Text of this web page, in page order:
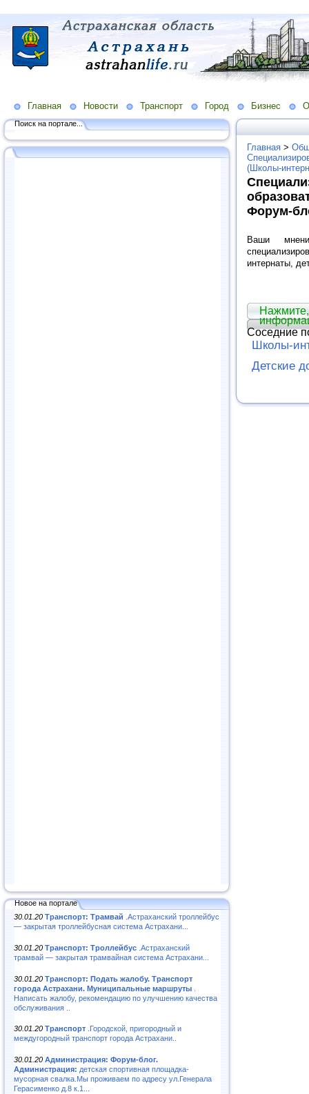
Главная Новости Транспорт Город Бизнес
Поиск на портале...
Новое на портале
30.01.20 Транспорт: Трамвай .Астраханский троллейбус
— закрытая троллейбусная система Астрахани...
30.01.20 Транспорт: Троллейбус .Астраханский
трамвай — закрытая трамвайная система Астрахани...
30.01.20 Транспорт: Подать жалобу. Транспорт
города Астрахани. Муниципальные маршруты
Написать жалобу, рекомендацию по улучшению качества
обслуживания ..
30.01.20 Транспорт .Городской, пригородный и
междугородный транспорт города Астрахани..
30.01.20 Администрация: Форум-блог.
Администрация: детская спортивная площадка-
мусорная свалка.Мы проживаем по адресу ул.Генерала
Герасименко д.8 к.1...
Главная >
(Школы-
Форум-
Ваши
интернаты,
Соседние
Школы-
Детские